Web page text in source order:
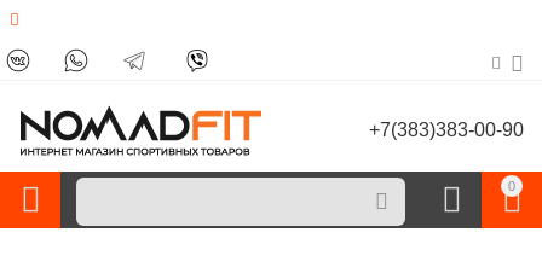
+7(383)383-00-90
0